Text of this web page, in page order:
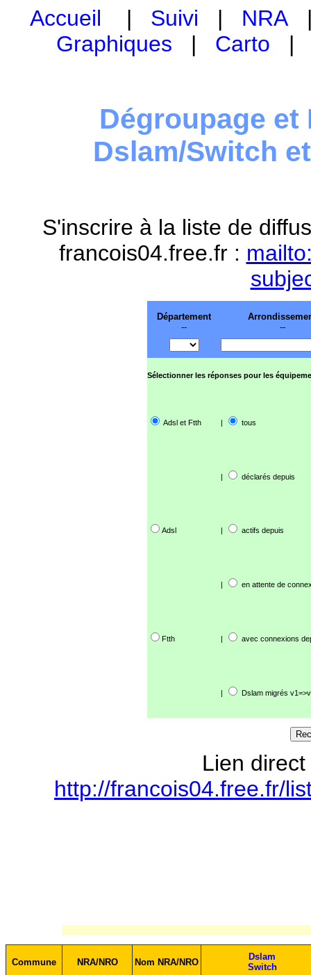
Accueil | Suivi | NRA
Graphiques | Carto
Dégroupage et
Dslam/Switch
S'inscrire à la liste de
francois04.free.fr :
Département
--
--
Sélectionner les réponses pour les
Adsl et Ftth | tous
| déclarés depuis
Adsl | actifs depuis
| en attente de
Ftth | avec connexions
| Dslam migrés
Lien
http://francois04.free.fr/
Commune NRA/NRO Nom NRA/NRO
Dslam
Switch